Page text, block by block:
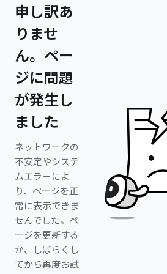
申し訳あ
りませ
ん。ペー
ジに問題
が発生し
ました
ネットワークの
不安定やシステ
ムエラーによ
り、ページを正
常に表示できま
せんでした。ペ
ージを更新する
か、しばらくし
てから再度お試